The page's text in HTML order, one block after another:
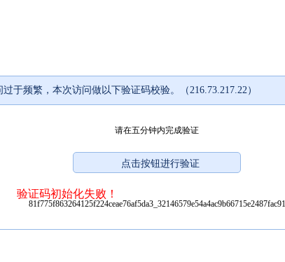
过于频繁，本次访问做以下验证码校验。（216.73.217.22）
请在五分钟内完成验证
验证码初始化失败！
81f775f863264125f224ceae76af5da3_32146579e54a4ac9b66715e2487fac91